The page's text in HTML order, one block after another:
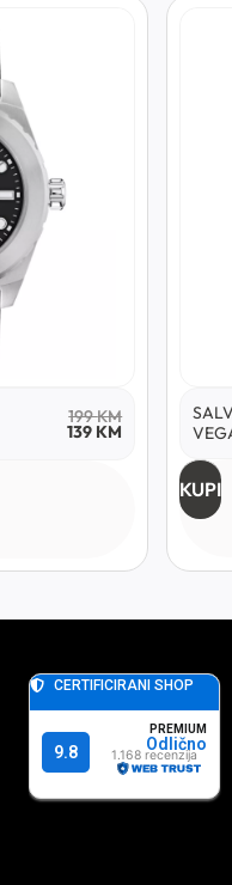
199KM
139 KM
KUPI